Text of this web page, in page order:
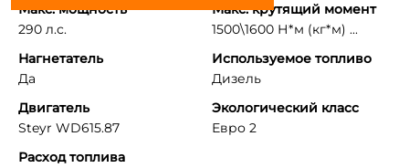
Макс. мощность
290 л.с.
Макс. крутящий момент
1500\1600 Н*м (кг*м) ...
Нагнетатель
Да
Используемое топливо
Дизель
Двигатель
Steyr WD615.87
Экологический класс
Евро 2
Расход топлива